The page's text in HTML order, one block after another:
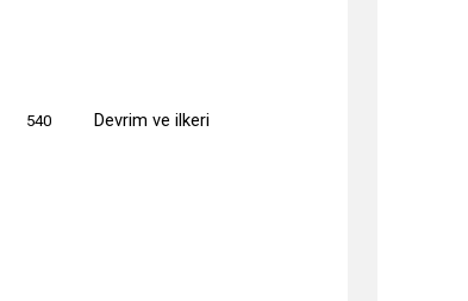
540 Devrim ve ilkeri